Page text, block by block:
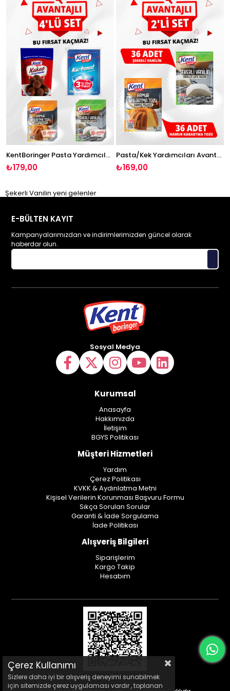
KentBoringer Pasta Yardımcıları Avantaj 4'lü Set(Kakao-Hamur Kabartma tozu-Karbonat-Şekerli Vanilin)
₺179,00
Pasta/Kek Yardımcıları Avantajlı 2'li Set(5gr 36 Ad. Hamur Kabartma Tozu-5gr 36 Ad. Şekerli Vanilin)
₺169,00
Şekerli Vanilin yeni gelenler
E-BÜLTEN KAYIT
Kampanyalarımızdan ve indirimlerimizden güncel olarak
haberdar olun.
Sosyal Medya
Kurumsal
Anasayfa
Hakkımızda
İletişim
BGYS Politikası
Müşteri Hizmetleri
Yardım
Çerez Politikası
KVKK & Aydınlatma Metni
Kişisel Verilerin Korunması Başvuru Formu
Sıkça Sorulan Sorular
Garanti & İade Sorgulama
İade Politikası
Alışveriş Bilgileri
Siparişlerim
Kargo Takip
Hesabım
Çerez Kullanımı
Sizlere daha iyi bir alışveriş deneyimi sunabilmek
için sitemizde çerez uygulaması vardır , toplanan